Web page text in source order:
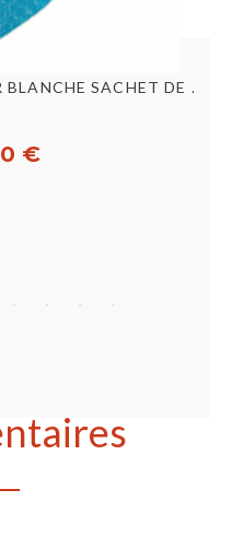
LAVETTE BIOTISS SUPER BLANCHE SACHET DE 25 FTS
€